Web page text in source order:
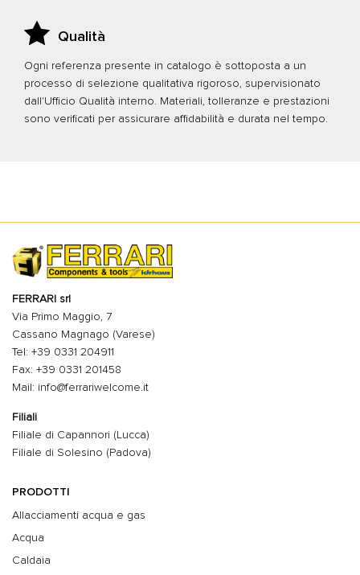
Qualità
Ogni referenza presente in catalogo è sottoposta a un
processo di selezione qualitativa rigoroso, supervisionato
dall'Ufficio Qualità interno. Materiali, tolleranze e prestazioni
sono verificati per assicurare affidabilità e durata nel tempo.
FERRARI srl
Via Primo Maggio, 7
Cassano Magnago (Varese)
Tel: +39 0331 204911
Fax: +39 0331 201458
Mail: info@ferrariwelcome.it
Filiali
Filiale di Capannori (Lucca)
Filiale di Solesino (Padova)
PRODOTTI
Allacciamenti acqua e gas
Acqua
Caldaia